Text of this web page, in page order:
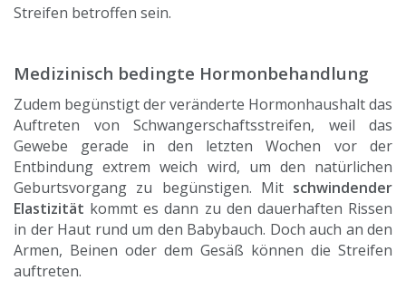
Streifen betroffen sein.
Medizinisch bedingte Hormonbehandlung
Zudem begünstigt der veränderte Hormonhaushalt das
Auftreten von Schwangerschaftsstreifen, weil das
Gewebe gerade in den letzten Wochen vor der
Entbindung extrem weich wird, um den natürlichen
Geburtsvorgang zu begünstigen. Mit schwindender
Elastizität kommt es dann zu den dauerhaften Rissen
in der Haut rund um den Babybauch. Doch auch an den
Armen, Beinen oder dem Gesäß können die Streifen
auftreten.